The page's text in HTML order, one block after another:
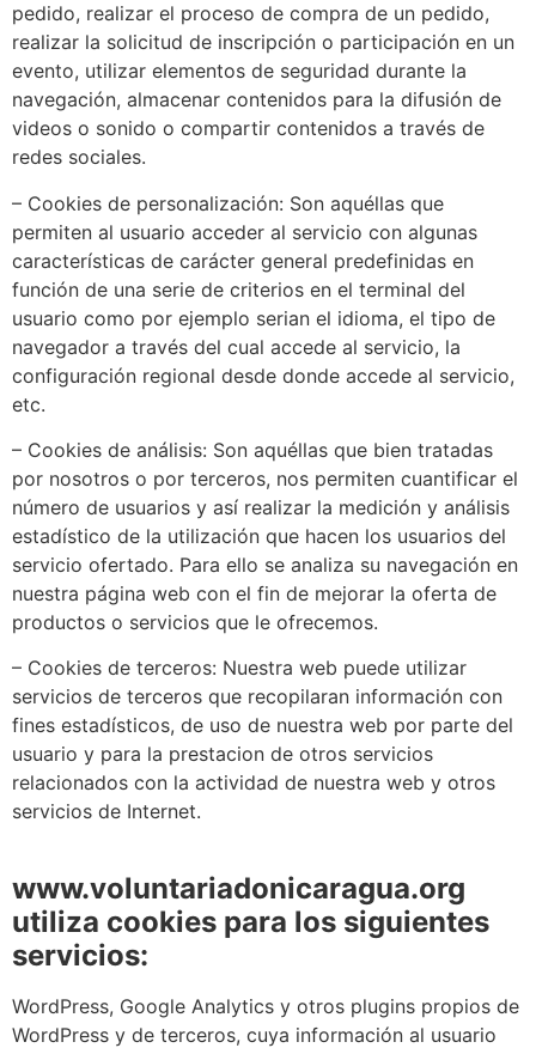
pedido, realizar el proceso de compra de un pedido,
realizar la solicitud de inscripción o participación en un
evento, utilizar elementos de seguridad durante la
navegación, almacenar contenidos para la difusión de
videos o sonido o compartir contenidos a través de
redes sociales.
– Cookies de personalización: Son aquéllas que
permiten al usuario acceder al servicio con algunas
características de carácter general predefinidas en
función de una serie de criterios en el terminal del
usuario como por ejemplo serian el idioma, el tipo de
navegador a través del cual accede al servicio, la
configuración regional desde donde accede al servicio,
etc.
– Cookies de análisis: Son aquéllas que bien tratadas
por nosotros o por terceros, nos permiten cuantificar el
número de usuarios y así realizar la medición y análisis
estadístico de la utilización que hacen los usuarios del
servicio ofertado. Para ello se analiza su navegación en
nuestra página web con el fin de mejorar la oferta de
productos o servicios que le ofrecemos.
– Cookies de terceros: Nuestra web puede utilizar
servicios de terceros que recopilaran información con
fines estadísticos, de uso de nuestra web por parte del
usuario y para la prestacion de otros servicios
relacionados con la actividad de nuestra web y otros
servicios de Internet.
www.voluntariadonicaragua.org
utiliza cookies para los siguientes
servicios:
WordPress, Google Analytics y otros plugins propios de
WordPress y de terceros, cuya información al usuario